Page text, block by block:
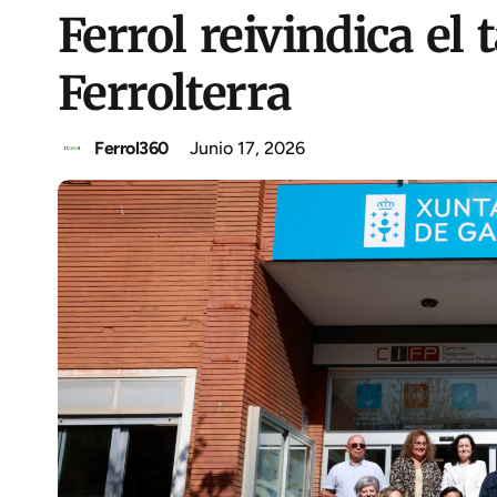
Ferrol reivindica el
Ferrolterra
Ferrol360 Junio 17, 2026